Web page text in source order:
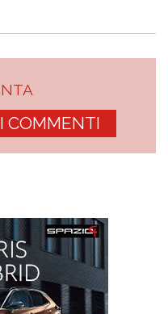
COMMENTI